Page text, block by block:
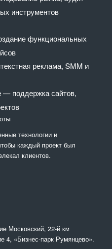
инструментов
функциональных
реклама, SMM и
— поддержка сайтов,
технологии и
каждый проект был
клиентов.
Московский, 22-й км
4, «Бизнес-парк Румянцево».